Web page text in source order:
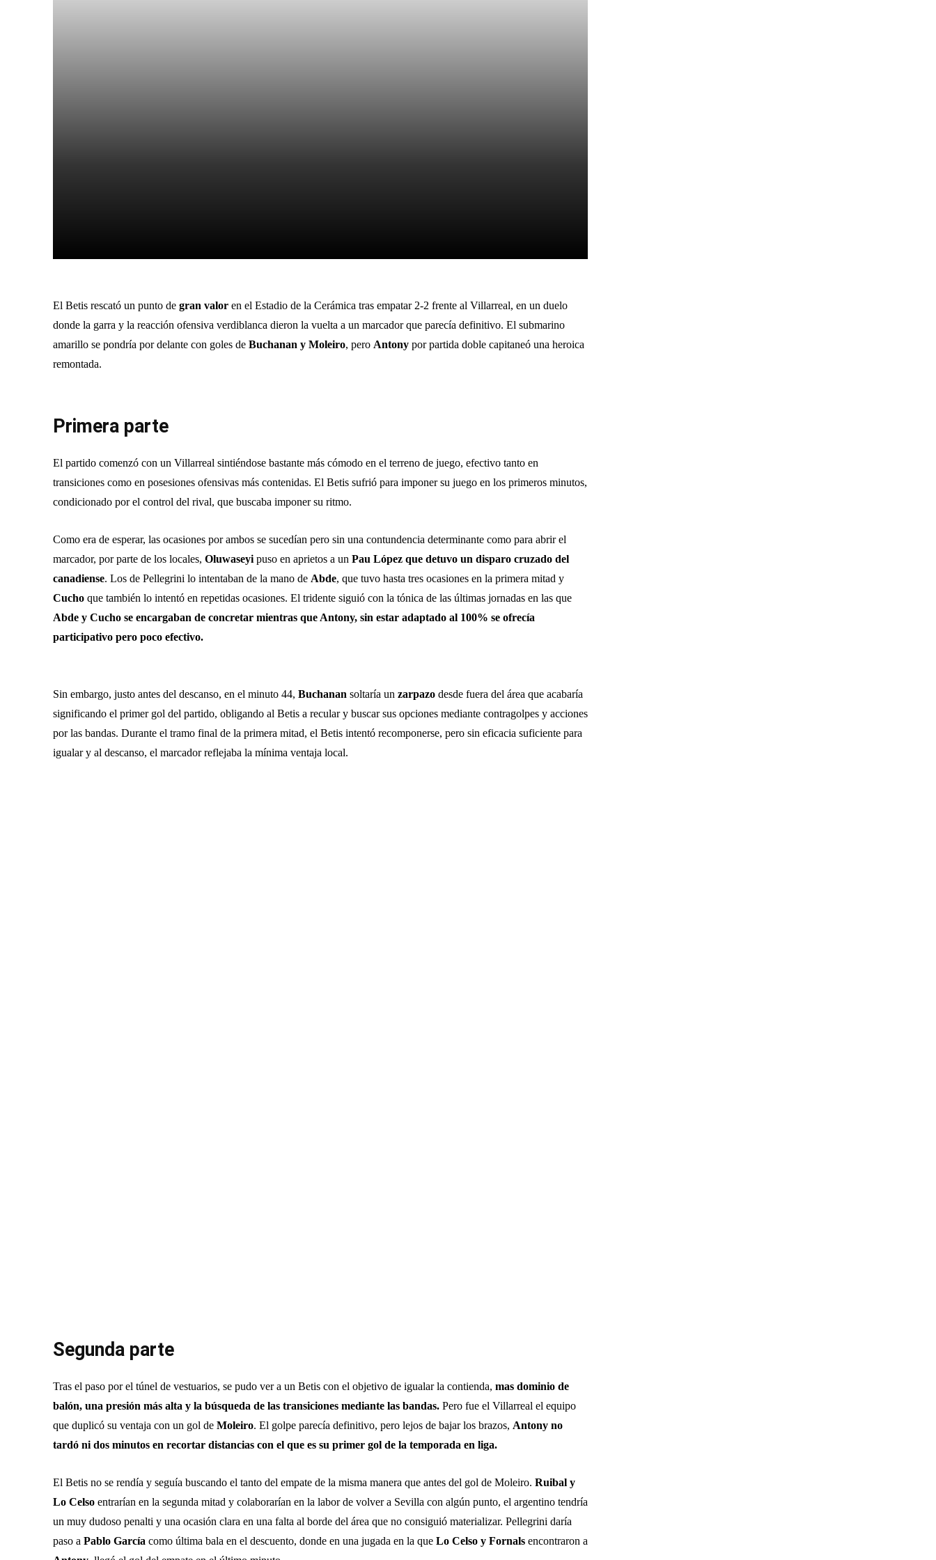
El Betis rescató un punto de gran valor en el Estadio de la Cerámica tras empatar 2-2 frente al Villarreal, en un duelo
donde la garra y la reacción ofensiva verdiblanca dieron la vuelta a un marcador que parecía definitivo. El submarino
amarillo se pondría por delante con goles de Buchanan y Moleiro, pero Antony por partida doble capitaneó una heroica
remontada.
Primera parte
El partido comenzó con un Villarreal sintiéndose bastante más cómodo en el terreno de juego, efectivo tanto en
transiciones como en posesiones ofensivas más contenidas. El Betis sufrió para imponer su juego en los primeros minutos,
condicionado por el control del rival, que buscaba imponer su ritmo.
Como era de esperar, las ocasiones por ambos se sucedían pero sin una contundencia determinante como para abrir el
marcador, por parte de los locales, Oluwaseyi puso en aprietos a un Pau López que detuvo un disparo cruzado del
canadiense. Los de Pellegrini lo intentaban de la mano de Abde, que tuvo hasta tres ocasiones en la primera mitad y
Cucho que también lo intentó en repetidas ocasiones. El tridente siguió con la tónica de las últimas jornadas en las que
Abde y Cucho se encargaban de concretar mientras que Antony, sin estar adaptado al 100% se ofrecía
participativo pero poco efectivo.
Sin embargo, justo antes del descanso, en el minuto 44, Buchanan soltaría un zarpazo desde fuera del área que acabaría
significando el primer gol del partido, obligando al Betis a recular y buscar sus opciones mediante contragolpes y acciones
por las bandas. Durante el tramo final de la primera mitad, el Betis intentó recomponerse, pero sin eficacia suficiente para
igualar y al descanso, el marcador reflejaba la mínima ventaja local.
Segunda parte
Tras el paso por el túnel de vestuarios, se pudo ver a un Betis con el objetivo de igualar la contienda, mas dominio de
balón, una presión más alta y la búsqueda de las transiciones mediante las bandas. Pero fue el Villarreal el equipo
que duplicó su ventaja con un gol de Moleiro. El golpe parecía definitivo, pero lejos de bajar los brazos, Antony no
tardó ni dos minutos en recortar distancias con el que es su primer gol de la temporada en liga.
El Betis no se rendía y seguía buscando el tanto del empate de la misma manera que antes del gol de Moleiro. Ruibal y
Lo Celso entrarían en la segunda mitad y colaborarían en la labor de volver a Sevilla con algún punto, el argentino tendría
un muy dudoso penalti y una ocasión clara en una falta al borde del área que no consiguió materializar. Pellegrini daría
paso a Pablo García como última bala en el descuento, donde en una jugada en la que Lo Celso y Fornals encontraron a